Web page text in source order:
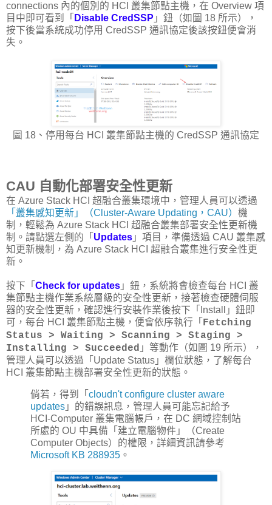
connections 內的個別的 HCI 叢集節點主機，在 Overview 項
目中即可看到「 Disable CredSSP 」鈕（如圖 18 所示），
按下後當系統成功停用 CredSSP 通訊協定後該按鈕便會消
失。
圖 18、停用每台 HCI 叢集節點主機的 CredSSP 通訊協定
CAU 自動化部署安全性更新
在 Azure Stack HCI 超融合叢集環境中，管理人員可以透過
「叢集感知更新」（Cluster-Aware Updating，CAU） 機
制，輕鬆為 Azure Stack HCI 超融合叢集部署安全性更新機
制。請點選左側的「 Updates 」項目，準備透過 CAU 叢集感
知更新機制，為 Azure Stack HCI 超融合叢集進行安全性更
新。
按下「 Check for updates 」鈕，系統將會檢查每台 HCI 叢
集節點主機作業系統層級的安全性更新，接著檢查硬體伺服
器的安全性更新，確認進行安裝作業後按下「Install」鈕即
可，每台 HCI 叢集節點主機，便會依序執行「 Fetching
Status > Waiting > Scanning > Staging >
Installing > Succeeded 」等動作（如圖 19 所示），
管理人員可以透過「Update Status」欄位狀態，了解每台
HCI 叢集節點主機部署安全性更新的狀態。
倘若，得到「 cloudn't configure cluster aware
updates 」的錯誤訊息，管理人員可能忘記給予
HCI-Computer 叢集電腦帳戶，在 DC 網域控制站
所處的 OU 中具備「建立電腦物件」（Create
Computer Objects）的權限，詳細資訊請參考
Microsoft KB 288935 。